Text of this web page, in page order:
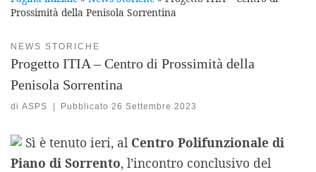
Prossimità della Penisola Sorrentina
NEWS STORICHE
Progetto ITIA – Centro di Prossimità della
Penisola Sorrentina
di ASPS | Pubblicato 26 Settembre 2023
Sì è tenuto ieri, al Centro Polifunzionale di
Piano di Sorrento, l’incontro conclusivo del